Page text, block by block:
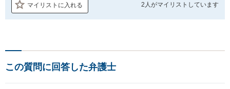
マイリストに入れる 2人がマイリストしています
この質問に回答した弁護士